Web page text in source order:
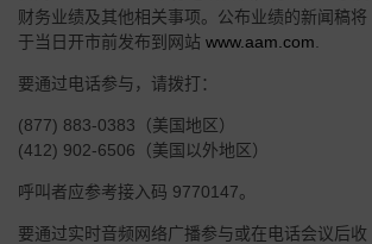
财务业绩及其他相关事项。公布业绩的新闻稿将
于当日开市前发布到网站 www.aam.com
要通过电话参与，请拨打：
(877) 883-0383（美国地区）
(412) 902-6506（美国以外地区）
呼叫者应参考接入码 9770147。
要通过实时音频网络广播参与或在电话会议后收